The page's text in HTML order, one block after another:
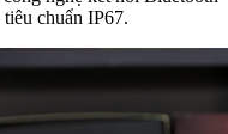
chuẩn IP67.